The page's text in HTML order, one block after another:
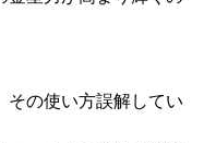
その使い方誤解してい